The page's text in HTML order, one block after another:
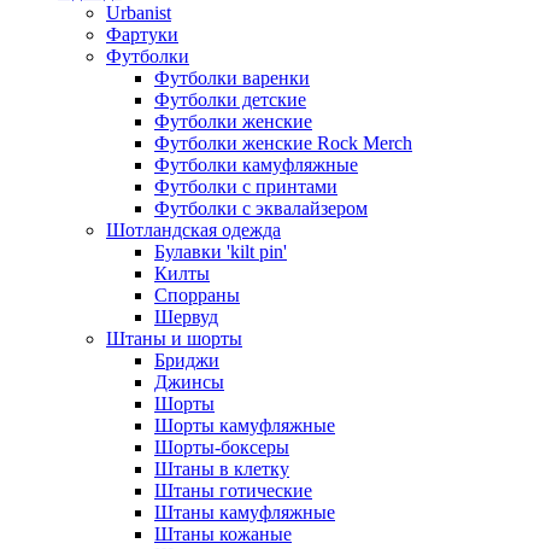
Urbanist
Фартуки
Футболки
Футболки варенки
Футболки детские
Футболки женские
Футболки женские Rock Merch
Футболки камуфляжные
Футболки с принтами
Футболки с эквалайзером
Шотландская одежда
Булавки 'kilt pin'
Килты
Спорраны
Шервуд
Штаны и шорты
Бриджи
Джинсы
Шорты
Шорты камуфляжные
Шорты-боксеры
Штаны в клетку
Штаны готические
Штаны камуфляжные
Штаны кожаные